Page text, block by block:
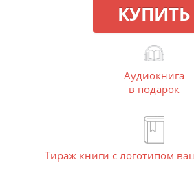
КУПИТЬ
Аудиокнига
в подарок
Тираж книги с логотипом